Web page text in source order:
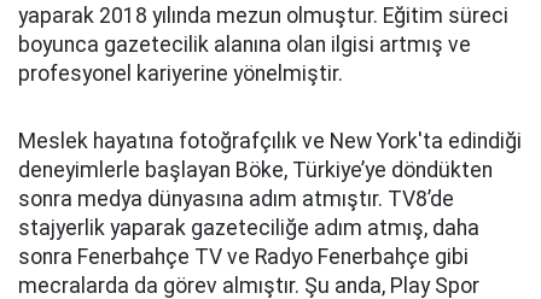
yaparak 2018 yılında mezun olmuştur. Eğitim süreci
boyunca gazetecilik alanına olan ilgisi artmış ve
profesyonel kariyerine yönelmiştir.
Meslek hayatına fotoğrafçılık ve New York'ta edindiği
deneyimlerle başlayan Böke, Türkiye’ye döndükten
sonra medya dünyasına adım atmıştır. TV8’de
stajyerlik yaparak gazeteciliğe adım atmış, daha
sonra Fenerbahçe TV ve Radyo Fenerbahçe gibi
mecralarda da görev almıştır. Şu anda, Play Spor